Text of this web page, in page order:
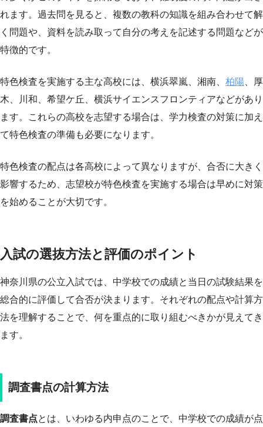
れます。過去問を見ると、複数の教科の知識を組み合わせて解
く問題や、資料を読み取って自分の考えを記述する問題などが
特徴的です。
特色検査を実施する主な高校には、横浜翠嵐、湘南、 柏陽 、厚
木、川和、希望ケ丘、横浜サイエンスフロンティアなどがあり
ます。これらの高校を志望する場合は、学力検査の対策に加え
て特色検査の準備も必要になります。
特色検査の配点は各高校によって異なりますが、合否に大きく
影響するため、志望校が特色検査を実施する場合は早めに対策
を始めることが大切です。
入試の選抜方法と評価のポイント
神奈川県の公立入試では、中学校での成績と当日の試験結果を
総合的に評価して合否が決まります。それぞれの配点や計算方
法を理解することで、何を重点的に取り組むべきかが見えてき
ます。
調査書点の計算方法
調査書点とは、いわゆる内申点のことで、中学校での成績が点